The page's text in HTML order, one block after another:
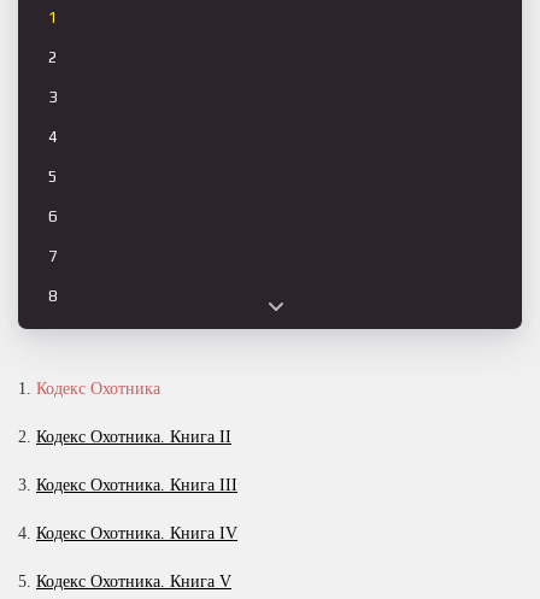
1
2
3
4
5
6
7
8
13
14
15
1. Кодекс Охотника
2. Кодекс Охотника. Книга II
3. Кодекс Охотника. Книга III
4. Кодекс Охотника. Книга IV
5. Кодекс Охотника. Книга V